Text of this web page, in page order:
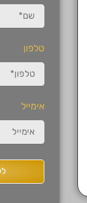
טלפון
אימייל